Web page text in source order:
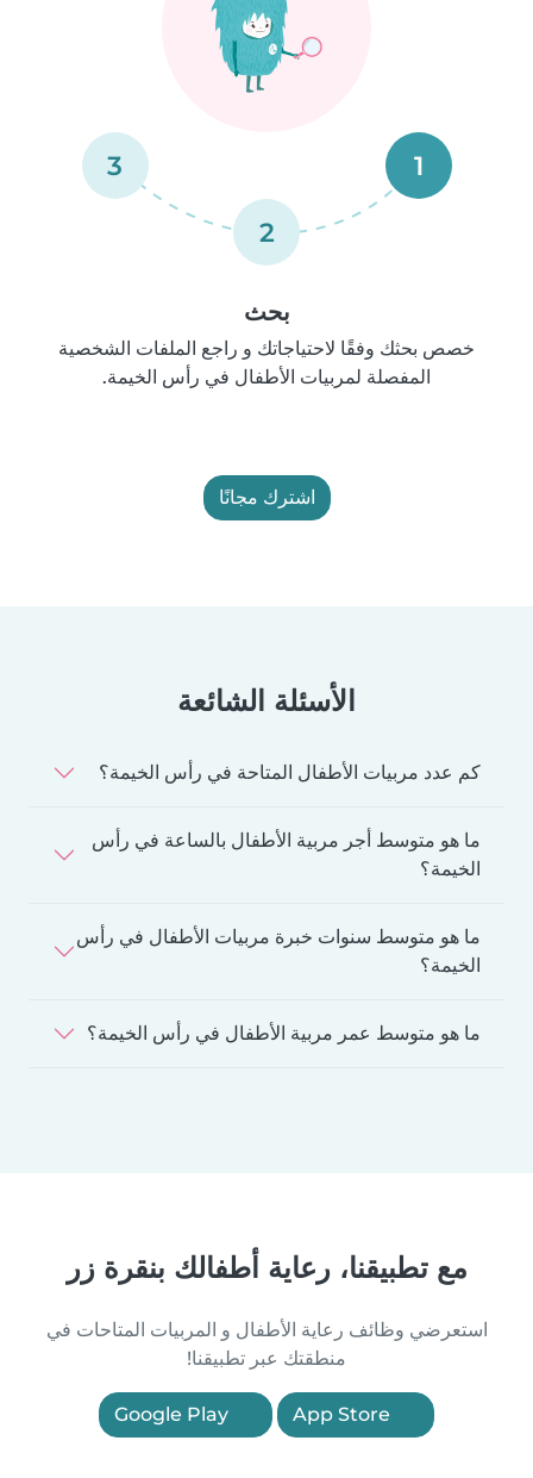
1
2
3
بحث
خصص بحثك وفقًا لاحتياجاتك و راجع الملفات الشخصية
المفصلة لمربيات الأطفال في رأس الخيمة.
اشترك مجانًا
الأسئلة الشائعة
كم عدد مربيات الأطفال المتاحة في رأس الخيمة؟
ما هو متوسط أجر مربية الأطفال بالساعة في رأس
الخيمة؟
ما هو متوسط سنوات خبرة مربيات الأطفال في رأس
الخيمة؟
ما هو متوسط عمر مربية الأطفال في رأس الخيمة؟
مع تطبيقنا، رعاية أطفالك بنقرة زر
استعرضي وظائف رعاية الأطفال و المربيات المتاحات في
منطقتك عبر تطبيقنا!